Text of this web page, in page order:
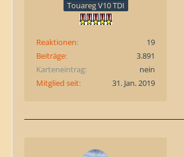
Touareg V10 TDI
Reaktionen
19
Beiträge
3.891
Karteneintrag
nein
Mitglied seit
31. Jan. 2019